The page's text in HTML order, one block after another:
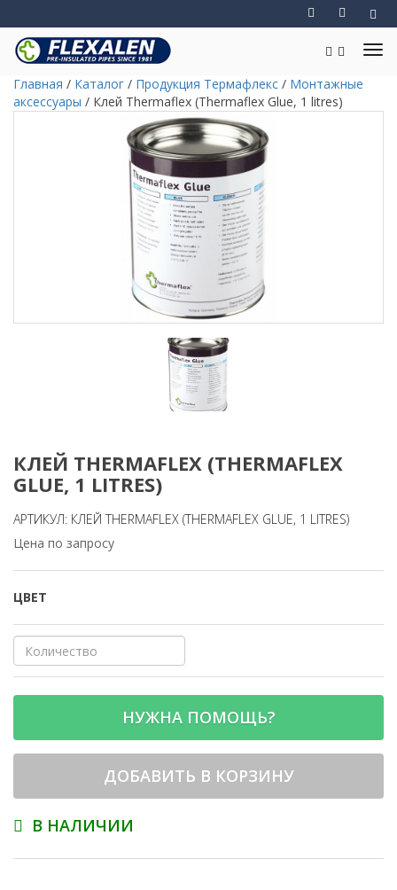
Главная / Каталог / Продукция Термафлекс / Монтажные
аксессуары / Клей Thermaflex (Thermaflex Glue, 1 litrеs)
КЛЕЙ THERMAFLEX (THERMAFLEX
GLUE, 1 LITRЕS)
АРТИКУЛ: КЛЕЙ THERMAFLEX (THERMAFLEX GLUE, 1 LITRЕS)
Цена по запросу
ЦВЕТ
НУЖНА ПОМОЩЬ?
ДОБАВИТЬ В КОРЗИНУ
В НАЛИЧИИ